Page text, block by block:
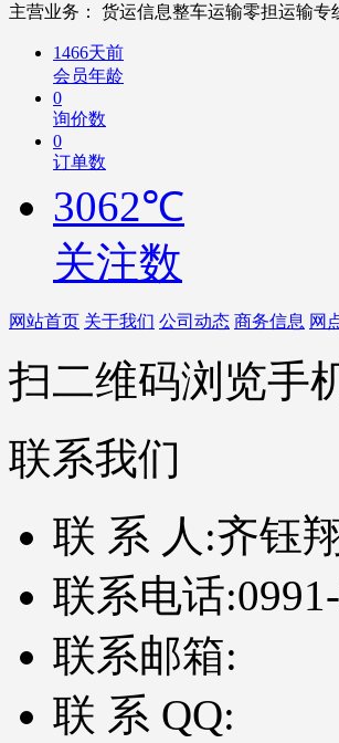
主营业务： 货运信息整车运输零担运输
1466天前
会员年龄
0
询价数
0
订单数
3062℃
关注数
网站首页 关于我们 公司动态 商务信息 网
扫二维码浏览手
联系我们
联 系 人:齐钰
联系电话:
联系邮箱:
联 系 QQ: